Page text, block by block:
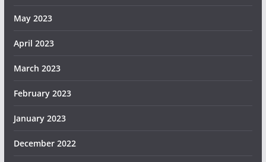
May 2023
April 2023
March 2023
February 2023
January 2023
December 2022